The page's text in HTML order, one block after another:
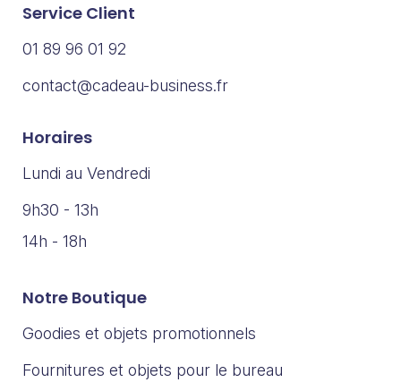
Service Client
01 89 96 01 92
contact@cadeau-business.fr
Horaires
Lundi au Vendredi
9h30 - 13h
14h - 18h
Notre Boutique
Goodies et objets promotionnels
Fournitures et objets pour le bureau